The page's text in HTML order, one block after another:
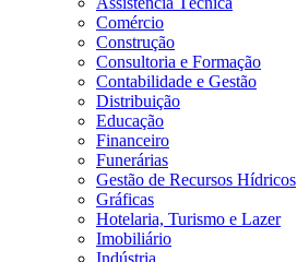
Comércio
Construção
Consultoria e Formação
Contabilidade e Gestão
Distribuição
Educação
Financeiro
Funerárias
Gestão de Recursos Hídricos
Gráficas
Hotelaria, Turismo e Lazer
Imobiliário
Indústria